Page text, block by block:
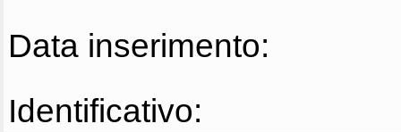
Data inserimento:
Identificativo: